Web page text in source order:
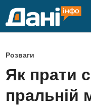
P
o
s
Розваги
Як прати
пральній